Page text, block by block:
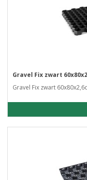
Gravel Fix zwart
Gravel Fix zwart